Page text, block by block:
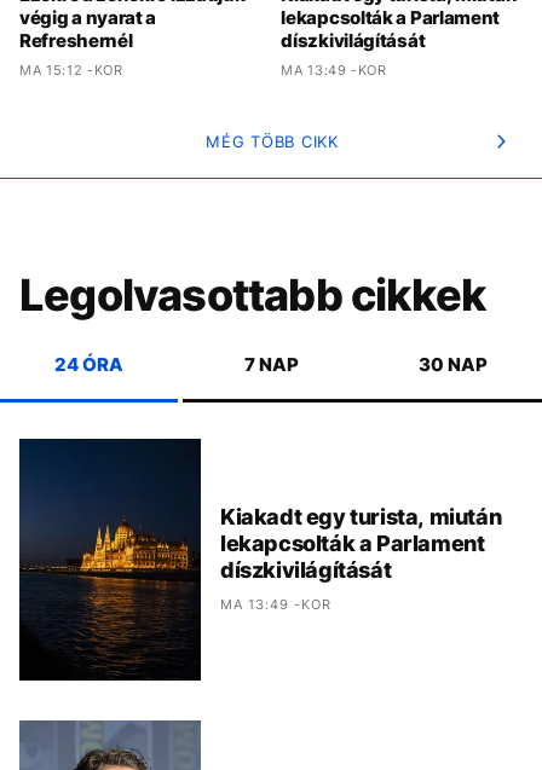
végig a nyarat a
Refreshernél
MA 15:12 -KOR
lekapcsolták a Parlament
díszkivilágítását
MA 13:49 -KOR
MÉG TÖBB CIKK
Legolvasottabb cikkek
24 ÓRA 7 NAP 30 NAP
Kiakadt egy turista, miután
lekapcsolták a Parlament
díszkivilágítását
MA 13:49 -KOR